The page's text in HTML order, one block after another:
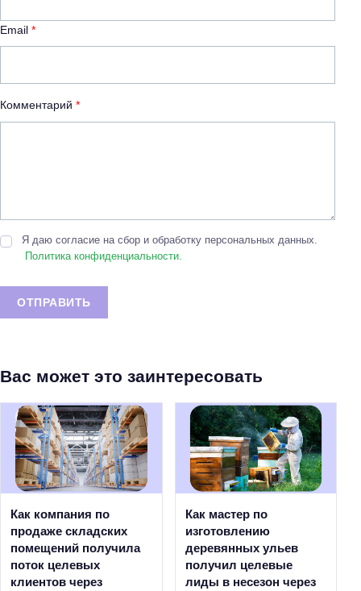
Email *
Комментарий *
Я даю согласие на сбор и обработку персональных данных.
Политика конфиденциальности.
ОТПРАВИТЬ
Вас может это заинтересовать
Как компания по
продаже складских
помещений получила
поток целевых
клиентов через
Как мастер по
изготовлению
деревянных ульев
получил целевые
лиды в несезон через